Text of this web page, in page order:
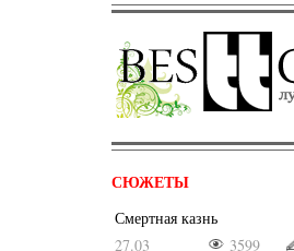
СЮЖЕТЫ
Смертная казнь
27.03
3599